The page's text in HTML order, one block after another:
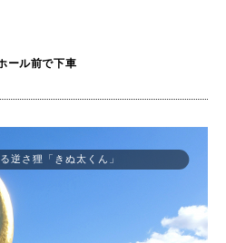
ール前で下車
逆さ狸「きぬ太くん」